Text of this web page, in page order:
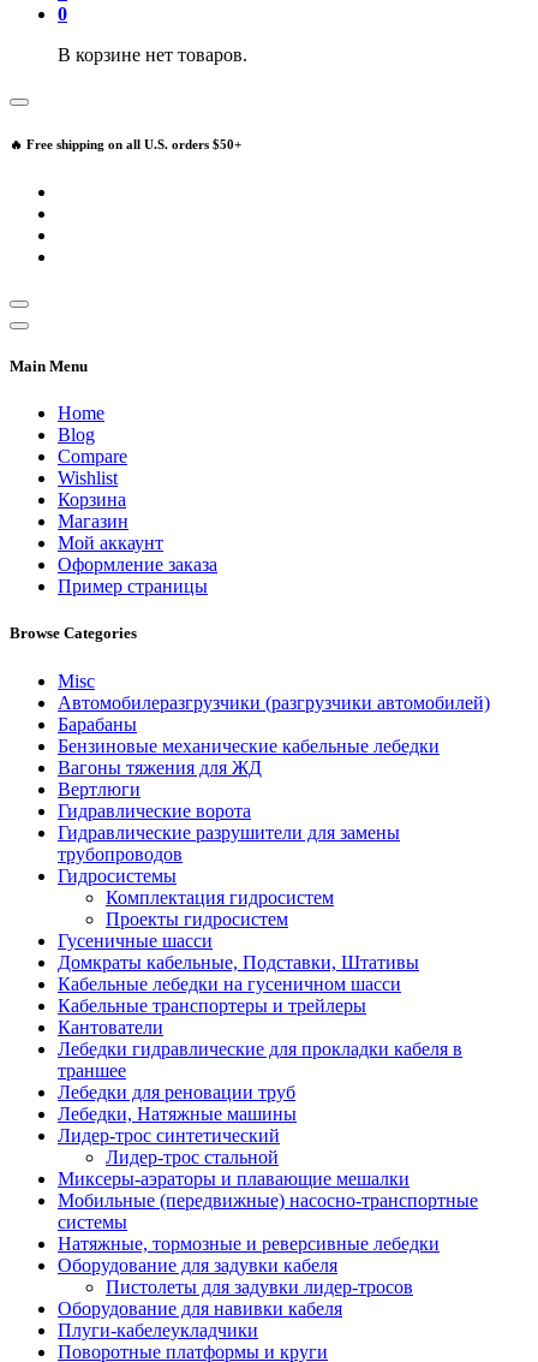
0
В корзине нет товаров.
🔥 Free shipping on all U.S. orders $50+
Main Menu
Home
Blog
Compare
Wishlist
Корзина
Магазин
Мой аккаунт
Оформление заказа
Пример страницы
Browse Categories
Misc
Автомобилеразгрузчики (разгрузчики автомобилей)
Барабаны
Бензиновые механические кабельные лебедки
Вагоны тяжения для ЖД
Вертлюги
Гидравлические ворота
Гидравлические разрушители для замены
трубопроводов
Гидросистемы
Комплектация гидросистем
Проекты гидросистем
Гусеничные шасси
Домкраты кабельные, Подставки, Штативы
Кабельные лебедки на гусеничном шасси
Кабельные транспортеры и трейлеры
Кантователи
Лебедки гидравлические для прокладки кабеля в
траншее
Лебедки для реновации труб
Лебедки, Натяжные машины
Лидер-трос синтетический
Лидер-трос стальной
Миксеры-аэраторы и плавающие мешалки
Мобильные (передвижные) насосно-транспортные
системы
Натяжные, тормозные и реверсивные лебедки
Оборудование для задувки кабеля
Пистолеты для задувки лидер-тросов
Оборудование для навивки кабеля
Плуги-кабелеукладчики
Поворотные платформы и круги